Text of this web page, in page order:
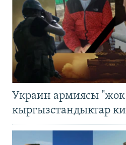
Украин армиясы
кыргызстандыктар